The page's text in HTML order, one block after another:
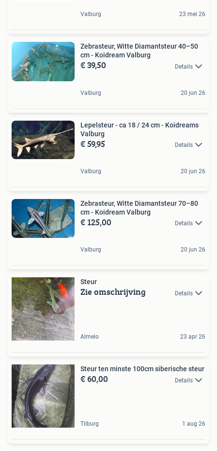
Valburg 23 mei 26
Zebrasteur, Witte Diamantsteur 40–50
cm - Koidream Valburg
€ 39,50 Details
Valburg 20 jun 26
Lepelsteur - ca 18 / 24 cm - Koidreams
Valburg
€ 59,95 Details
Valburg 20 jun 26
Zebrasteur, Witte Diamantsteur 70–80
cm - Koidream Valburg
€ 125,00 Details
Valburg 20 jun 26
Steur
Zie omschrijving Details
Almelo 23 apr 26
Steur ten minste 100cm siberische steur
€ 60,00 Details
Tilburg 1 aug 26